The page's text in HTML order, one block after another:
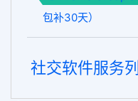
包补30天）
社交软件服务